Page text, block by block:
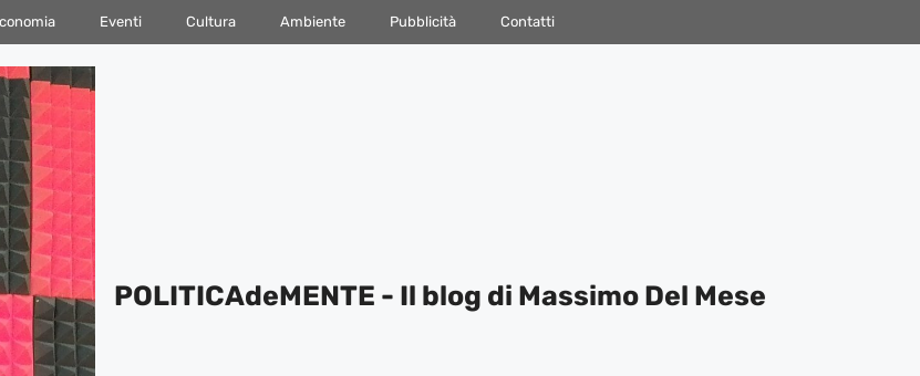
Eventi Cultura Ambiente Pubblicità Contatti
POLITICAdeMENTE - Il blog di Massimo Del Mese